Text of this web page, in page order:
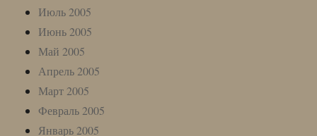
Июль 2005
Июнь 2005
Май 2005
Апрель 2005
Март 2005
Февраль 2005
Январь 2005